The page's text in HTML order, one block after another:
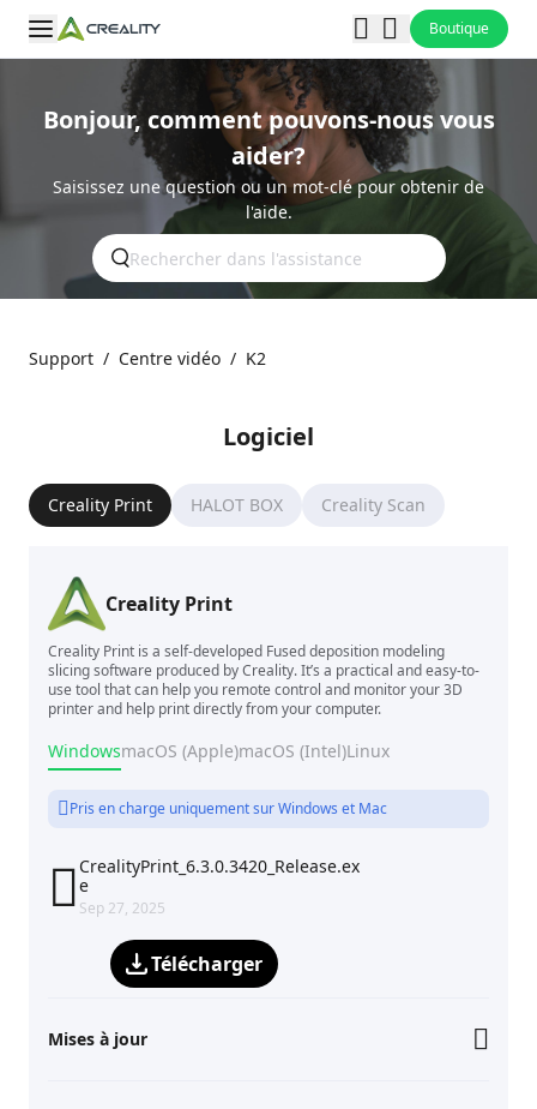
Boutique
Bonjour, comment pouvons-nous vous
aider?
Saisissez une question ou un mot-clé pour obtenir de
l'aide.
Support / Centre vidéo / K2
Logiciel
Creality Print HALOT BOX Creality Scan
Creality Print
Creality Print is a self-developed Fused deposition modeling
slicing software produced by Creality. It’s a practical and easy-to-
use tool that can help you remote control and monitor your 3D
printer and help print directly from your computer.
WindowsmacOS (Apple)macOS (Intel)Linux
Pris en charge uniquement sur Windows et Mac
 CrealityPrint_6.3.0.3420_Release.ex
e
Sep 27, 2025
Télécharger
Mises à jour